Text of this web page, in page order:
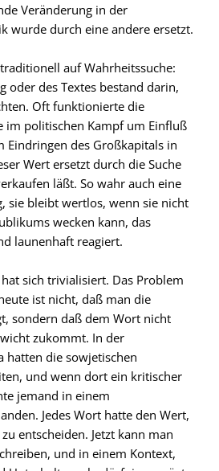
Veränderung in der
wurde durch eine andere ersetzt.
auf Wahrheitssuche:
oder des Textes bestand darin,
Oft funktionierte die
im politischen Kampf um Einfluß
Eindringen des Großkapitals in
Wert ersetzt durch die Suche
läßt. So wahr auch eine
sie bleibt wertlos, wenn sie nicht
wecken kann, das
launenhaft reagiert.
sich trivialisiert. Das Problem
ist nicht, daß man die
sondern daß dem Wort nicht
zukommt. In der
hatten die sowjetischen
und wenn dort ein kritischer
jemand in einem
Jedes Wort hatte den Wert,
entscheiden. Jetzt kann man
und in einem Kontext,